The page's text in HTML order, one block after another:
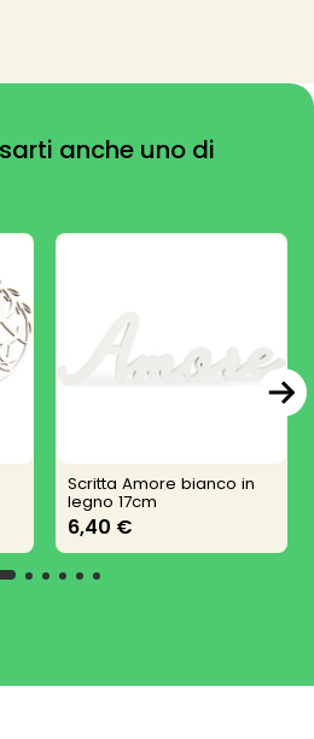
anche uno di
Scritta Amore bianco in
legno 17cm
6,40 €